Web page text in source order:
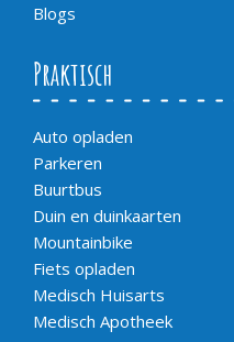
Blogs
Praktisch
Auto opladen
Parkeren
Buurtbus
Duin en duinkaarten
Mountainbike
Fiets opladen
Medisch Huisarts
Medisch Apotheek